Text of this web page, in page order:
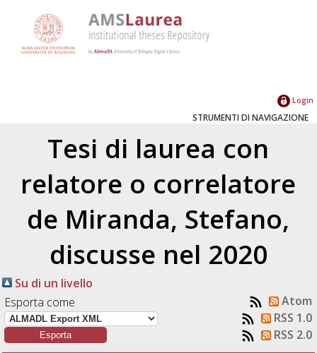
Login
STRUMENTI DI NAVIGAZIONE
Tesi di laurea con
relatore o correlatore
de Miranda, Stefano,
discusse nel 2020
Su di un livello
Esporta come
Atom
RSS 1.0
RSS 2.0